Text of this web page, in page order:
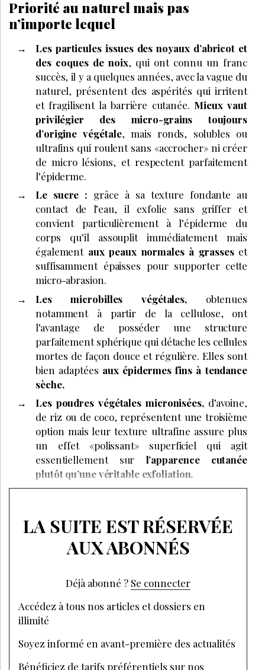
Priorité au naturel mais pas
n’importe lequel
Les particules issues des noyaux d’abricot et
des coques de noix, qui ont connu un franc
succès, il y a quelques années, avec la vague du
naturel, présentent des aspérités qui irritent
et fragilisent la barrière cutanée. Mieux vaut
privilégier des micro-grains toujours
d’origine végétale, mais ronds, solubles ou
ultrafins qui roulent sans «accrocher» ni créer
de micro lésions, et respectent parfaitement
l’épiderme.
Le sucre : grâce à sa texture fondante au
contact de l’eau, il exfolie sans griffer et
convient particulièrement à l’épiderme du
corps qu’il assouplit immédiatement mais
égalementaux peaux normales à grasseset
suffisamment épaisses pour supporter cette
micro-abrasion.
Les microbilles végétales, obtenues
notamment à partir de la cellulose, ont
l’avantage de posséder une structure
parfaitement sphérique qui détache les cellules
mortes de façon douce et régulière. Elles sont
bien adaptées aux épidermes fins à tendance
sèche.
Les poudres végétales micronisées, d’avoine,
de riz ou de coco, représentent une troisième
option mais leur texture ultrafine assure plus
un effet «polissant» superficiel qui agit
essentiellement sur l’apparence cutanée
plutôt qu’une véritable exfoliation.
LA SUITE EST RÉSERVÉE
AUX ABONNÉS
Déjà abonné ? Se connecter
Accédez à tous nos articles et dossiers en
illimité
Soyez informé en avant-première des actualités
Bénéficiez de tarifs préférentiels sur nos